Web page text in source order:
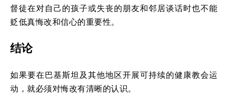
督徒在对自己的孩子或失丧的朋友和邻居谈话时也不能
贬低真悔改和信心的重要性。
结论
如果要在巴基斯坦及其他地区开展可持续的健康教会运
动，就必须对悔改有清晰的认识。